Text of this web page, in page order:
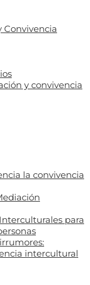
Convivencia
y convivencia
la convivencia
para
intercultural